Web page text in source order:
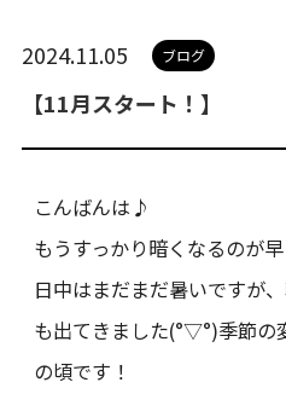
【11月スタート！】
2024.11.05 ブログ
こんばんは♪
もうすっかり暗くなるのが
日中はまだまだ暑いですが
も出てきました(°▽°)季節の
の頃です！